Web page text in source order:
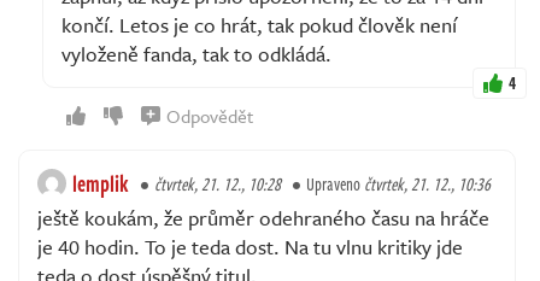
končí. Letos je co hrát, tak pokud člověk není
vyloženě fanda, tak to odkládá.
4
Odpovědět
lemplik čtvrtek, 21. 12., 10:28 Upravenočtvrtek, 21. 12., 10:36
ještě koukám, že průměr odehraného času na hráče
je 40 hodin. To je teda dost. Na tu vlnu kritiky jde